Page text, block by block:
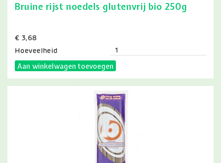
Bruine rijst noedels glutenvrij bio 250g
Prijs
€ 3,68
Hoeveelheid
Aan winkelwagen toevoegen